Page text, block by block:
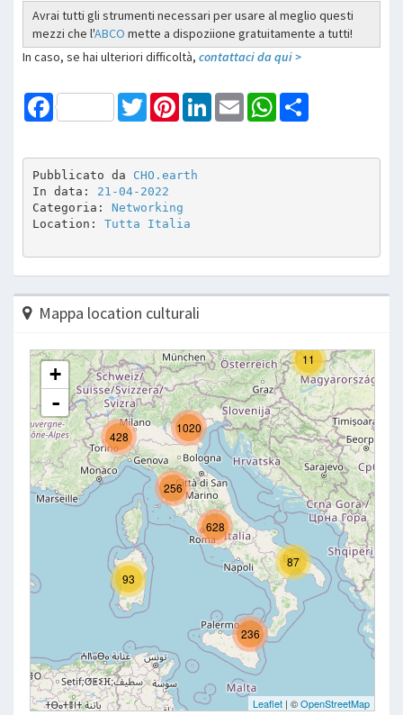
Avrai tutti gli strumenti necessari per usare al meglio questi
mezzi che l'ABCO mette a dispoziione gratuitamente a tutti!
In caso, se hai ulteriori difficoltà, contattaci da qui >
Facebook TwitterPinterestLinkedInEmail WhatsApp
Pubblicato da CHO.earth
In data: 21-04-2022
Categoria: Networking
Location: Tutta Italia
Mappa location culturali